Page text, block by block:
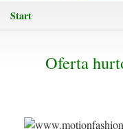
Start
Oferta hurtowni ubrań damskich